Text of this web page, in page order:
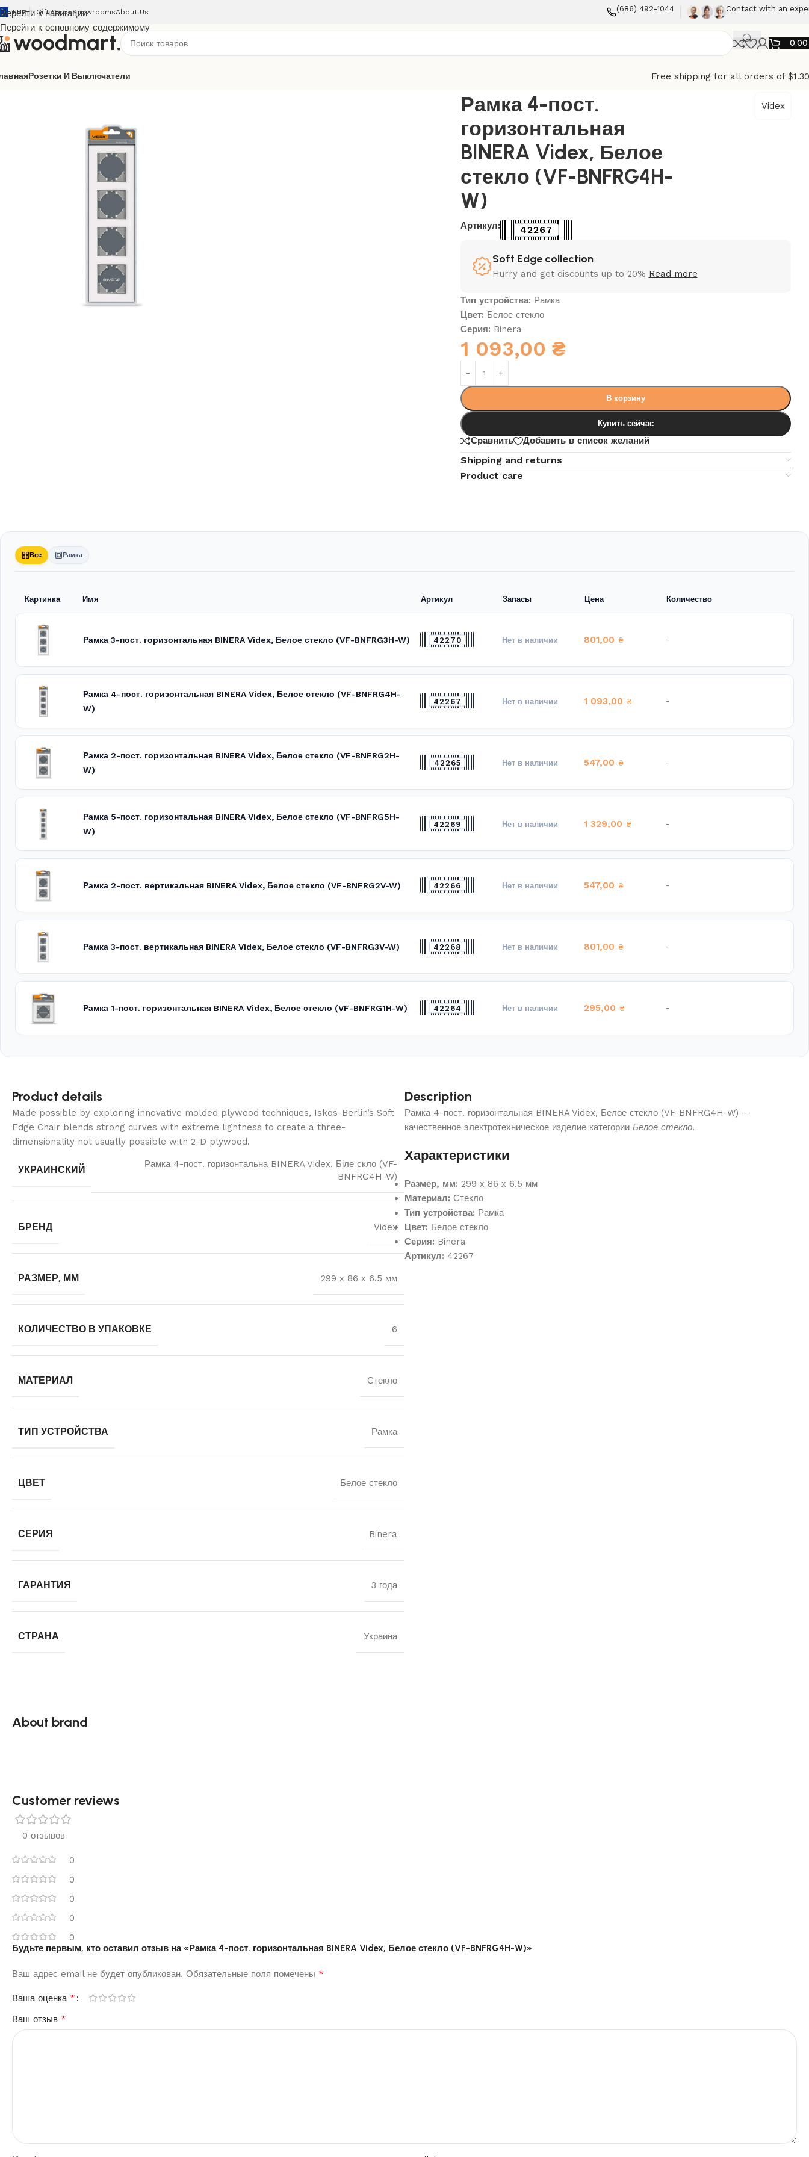
Перейти к навигации
Перейти к основному содержимому
EUR Gift CardsShowroomsAbout Us (686) 492-1044 Contact with an
0,00
Розетки И Выключатели
Free shipping for all orders of
Рамка 4-пост. горизонтальная BINERA Videx, Белое стекло (VF-BNFRG4H-W)
Рамка 4-пост.
горизонтальная
BINERA Videx, Белое
стекло (VF-BNFRG4H-
W)
Videx
Артикул: 42267
Soft Edge collection
Hurry and get discounts up to 20% Read more
Тип устройства: Рамка
Цвет: Белое стекло
Серия: Binera
1 093,00 ₴
В корзину
Купить сейчас
Сравнить Добавить в список желаний
Shipping and returns
Product care
Все Рамка
Картинка Имя Артикул Запасы Цена Количество
Рамка 3-пост. горизонтальная BINERA Videx, Белое стекло (VF-BNFRG3H-W) 42270 Нет в наличии 801,00 ₴ -
Рамка 4-пост. горизонтальная BINERA Videx, Белое стекло (VF-BNFRG4H-
W)
42267 Нет в наличии 1 093,00 ₴ -
Рамка 2-пост. горизонтальная BINERA Videx, Белое стекло (VF-BNFRG2H-
W)
42265 Нет в наличии 547,00 ₴ -
Рамка 5-пост. горизонтальная BINERA Videx, Белое стекло (VF-BNFRG5H-
W)
42269 Нет в наличии 1 329,00 ₴ -
Рамка 2-пост. вертикальная BINERA Videx, Белое стекло (VF-BNFRG2V-W) 42266 Нет в наличии 547,00 ₴ -
Рамка 3-пост. вертикальная BINERA Videx, Белое стекло (VF-BNFRG3V-W) 42268 Нет в наличии 801,00 ₴ -
Рамка 1-пост. горизонтальная BINERA Videx, Белое стекло (VF-BNFRG1H-W) 42264 Нет в наличии 295,00 ₴ -
Product details
Made possible by exploring innovative molded plywood techniques, Iskos-Berlin’s Soft
Edge Chair blends strong curves with extreme lightness to create a three-
dimensionality not usually possible with 2-D plywood.
УКРАИНСКИЙ
Рамка 4-пост. горизонтальна BINERA Videx, Біле скло (VF-
BNFRG4H-W)
БРЕНД Videx
РАЗМЕР, ММ 299 х 86 х 6.5 мм
КОЛИЧЕСТВО В УПАКОВКЕ 6
МАТЕРИАЛ Стекло
ТИП УСТРОЙСТВА Рамка
ЦВЕТ Белое стекло
СЕРИЯ Binera
ГАРАНТИЯ 3 года
СТРАНА Украина
Description
Рамка 4-пост. горизонтальная BINERA Videx, Белое стекло (VF-BNFRG4H-W) —
качественное электротехническое изделие категории Белое стекло.
Характеристики
Размер, мм: 299 х 86 х 6.5 мм
Материал: Стекло
Тип устройства: Рамка
Цвет: Белое стекло
Серия: Binera
Артикул: 42267
About brand
Customer reviews​
0 отзывов
0
0
0
0
0
Будьте первым, кто оставил отзыв на «Рамка 4-пост. горизонтальная BINERA Videx, Белое стекло (VF-BNFRG4H-W)»
Ваш адрес email не будет опубликован. Обязательные поля помечены *
Ваша оценка *
Ваш отзыв *